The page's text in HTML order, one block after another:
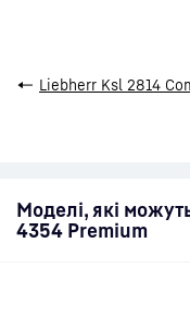
← Liebherr Ksl 2814
Моделі, які
4354 Premium